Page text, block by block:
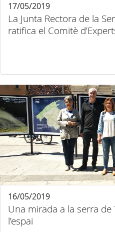
La Junta Rectora de la
ratifica el Comitè
17/05/2019
Una mirada a la serra
l’espai
16/05/2019